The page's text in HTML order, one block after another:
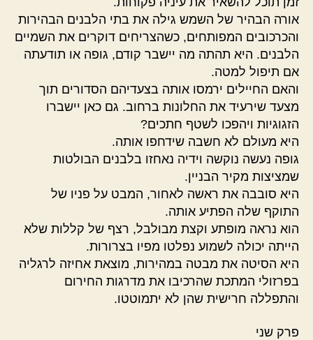
אורה הבהיר של השמש גילה את בתי הלבנים הבהירות
והכרכובים המפותחים, כשהצריחים דוקרים את השמיים
הלבנים. היא תהתה מה יישבר קודם, גופה או תודעתה
אם תיפול למטה.
והאם החיילים ירמסו אותה בצעדיהם הסדורים תוך
מצעד שירעיד את החלונות ברחוב. גם כאן יישברו
הזגוגיות ויהפכו לשטף חתכים?
היא מעולם לא חשבה שידחפו אותה.
גופה נעשה נוקשה וידיה נאחזו בלבנים הבולטות
שמציצות מקיר הבניין.
היא סובבה את ראשה לאחור, המבט על פניו של
התוקף שלה הפתיע אותה.
הוא נראה מופתע וקצת מבולבל, רצף של קללות שלא
הייתה יכולה לשמוע נפלטו מפיו בצרורות.
היא הסיטה את מבטה במהירות, מוצאת אחיזה לרגליה
בפרזולי המתכת שהרכיבו את מדרגות החירום
והתפללה חרישית שהן לא יתמוטטו.
פרק שני